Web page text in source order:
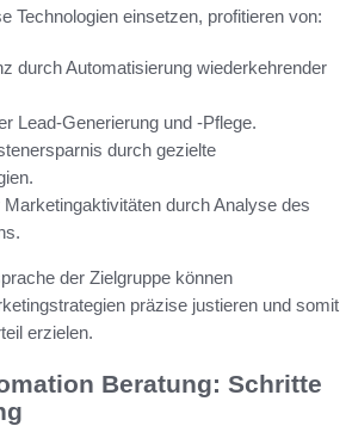
Technologien einsetzen, profitieren von:
durch Automatisierung wiederkehrender
Lead-Generierung und -Pflege.
durch gezielte
durch Analyse des
der Zielgruppe können
präzise justieren und somit
erzielen.
Beratung: Schritte